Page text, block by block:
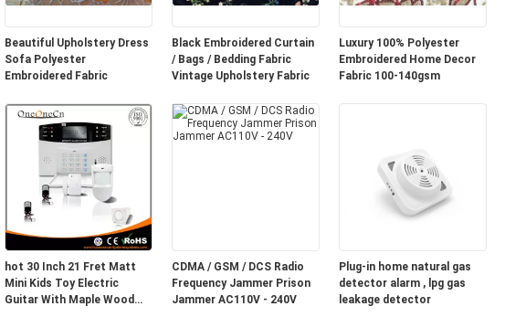
Beautiful Upholstery Dress
Sofa Polyester
Embroidered Fabric
Black Embroidered Curtain
/ Bags / Bedding Fabric
Vintage Upholstery Fabric
Luxury 100% Polyester
Embroidered Home Decor
Fabric 100-140gsm
hot 30 Inch 21 Fret Matt
Mini Kids Toy Electric
Guitar With Maple Wood
CDMA / GSM / DCS Radio
Frequency Jammer Prison
Jammer AC110V - 240V
Plug-in home natural gas
detector alarm , lpg gas
leakage detector